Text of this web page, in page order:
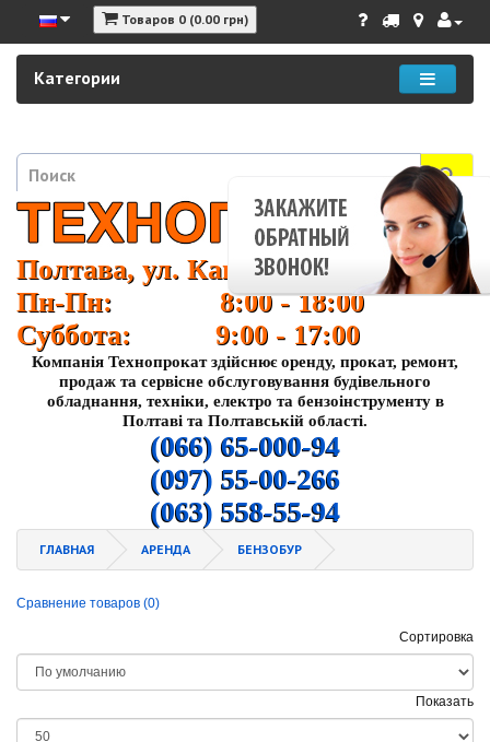
Товаров 0 (0.00 грн)
Категории
Полтава, ул. Кагамлыка 37
Пн-Пн: 8:00 - 18:00
Суббота: 9:00 - 17:00
Компанія Технопрокат здійснює оренду, прокат, ремонт,
продаж та сервісне обслуговування будівельного
обладнання, техніки, електро та бензоінструменту в
Полтаві та Полтавській області.
(066) 65-000-94
(097) 55-00-266
(063) 558-55-94
ГЛАВНАЯ АРЕНДА БЕНЗОБУР
Сравнение товаров (0)
Сортировка
Показать